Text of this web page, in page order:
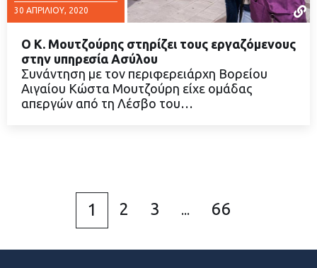
30 ΑΠΡΙΛΊΟΥ, 2020
ΔΙΑΒΑΣΤΕ ΠΕΡΙΣΣΟΤΕΡΑ
Ο Κ. Μουτζούρης στηρίζει τους εργαζόμενους
στην υπηρεσία Ασύλου
Συνάντηση με τον περιφερειάρχη Βορείου
Αιγαίου Κώστα Μουτζούρη είχε ομάδας
απεργών από τη Λέσβο του…
1 2 3 ... 66